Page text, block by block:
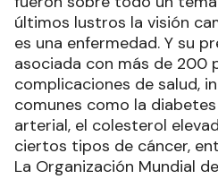
últimos lustros la visión
es una enfermedad. Y su
asociada con más de 200
complicaciones de salud,
comunes como la
arterial, el colesterol
ciertos tipos de cáncer,
La Organización Mundial